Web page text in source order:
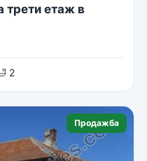
трети етаж в
2
Продажба